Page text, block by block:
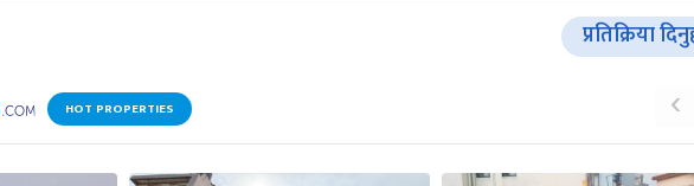
प्रतिक्रिया
HOT PROPERTIES ‹